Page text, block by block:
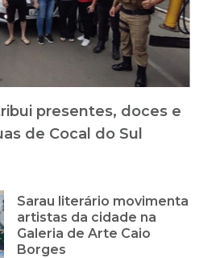
presentes, doces e
de Cocal do Sul
Sarau literário movimenta
artistas da cidade na
Galeria de Arte Caio
Borges